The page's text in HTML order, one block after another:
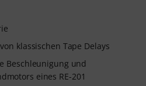
klassischen Tape Delays
Beschleunigung und
eines RE-201